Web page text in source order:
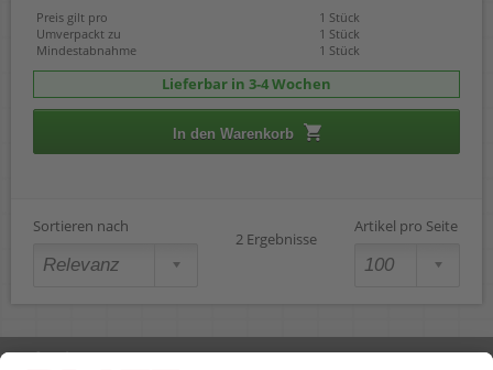
Preis gilt pro
1 Stück
Umverpackt zu
1 Stück
Mindestabnahme
1 Stück
Lieferbar in 3-4 Wochen
In den Warenkorb
Sortieren nach
2 Ergebnisse
Artikel pro Seite
Rufen Sie uns an 04298 401-0